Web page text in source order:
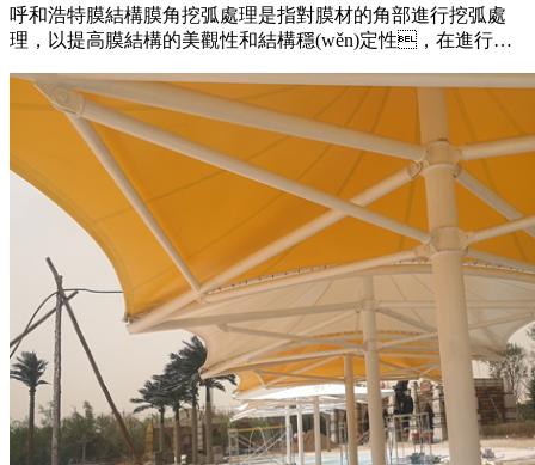
呼和浩特膜結構膜角挖弧處理是指對膜材的角部進行挖弧處
理，以提高膜結構的美觀性和結構穩(wěn)定性，在進行膜
保挖弧的尺寸和形狀符合設計要求，保證處理后的
角部與整體膜